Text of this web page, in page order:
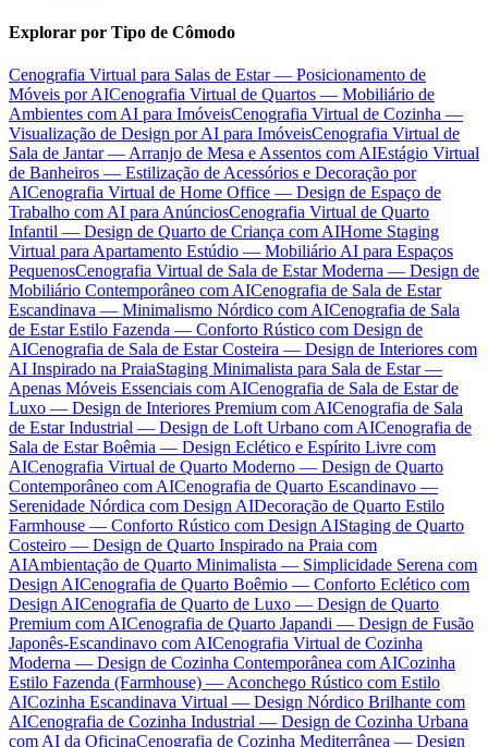
Explorar por Tipo de Cômodo
Cenografia Virtual para Salas de Estar — Posicionamento de
Móveis por AICenografia Virtual de Quartos — Mobiliário de
Ambientes com AI para ImóveisCenografia Virtual de Cozinha —
Visualização de Design por AI para ImóveisCenografia Virtual de
Sala de Jantar — Arranjo de Mesa e Assentos com AIEstágio Virtual
de Banheiros — Estilização de Acessórios e Decoração por
AICenografia Virtual de Home Office — Design de Espaço de
Trabalho com AI para AnúnciosCenografia Virtual de Quarto
Infantil — Design de Quarto de Criança com AIHome Staging
Virtual para Apartamento Estúdio — Mobiliário AI para Espaços
PequenosCenografia Virtual de Sala de Estar Moderna — Design de
Mobiliário Contemporâneo com AICenografia de Sala de Estar
Escandinava — Minimalismo Nórdico com AICenografia de Sala
de Estar Estilo Fazenda — Conforto Rústico com Design de
AICenografia de Sala de Estar Costeira — Design de Interiores com
AI Inspirado na PraiaStaging Minimalista para Sala de Estar —
Apenas Móveis Essenciais com AICenografia de Sala de Estar de
Luxo — Design de Interiores Premium com AICenografia de Sala
de Estar Industrial — Design de Loft Urbano com AICenografia de
Sala de Estar Boêmia — Design Eclético e Espírito Livre com
AICenografia Virtual de Quarto Moderno — Design de Quarto
Contemporâneo com AICenografia de Quarto Escandinavo —
Serenidade Nórdica com Design AIDecoração de Quarto Estilo
Farmhouse — Conforto Rústico com Design AIStaging de Quarto
Costeiro — Design de Quarto Inspirado na Praia com
AIAmbientação de Quarto Minimalista — Simplicidade Serena com
Design AICenografia de Quarto Boêmio — Conforto Eclético com
Design AICenografia de Quarto de Luxo — Design de Quarto
Premium com AICenografia de Quarto Japandi — Design de Fusão
Japonês-Escandinavo com AICenografia Virtual de Cozinha
Moderna — Design de Cozinha Contemporânea com AICozinha
Estilo Fazenda (Farmhouse) — Aconchego Rústico com Estilo
AICozinha Escandinava Virtual — Design Nórdico Brilhante com
AICenografia de Cozinha Industrial — Design de Cozinha Urbana
com AI da OficinaCenografia de Cozinha Mediterrânea — Design